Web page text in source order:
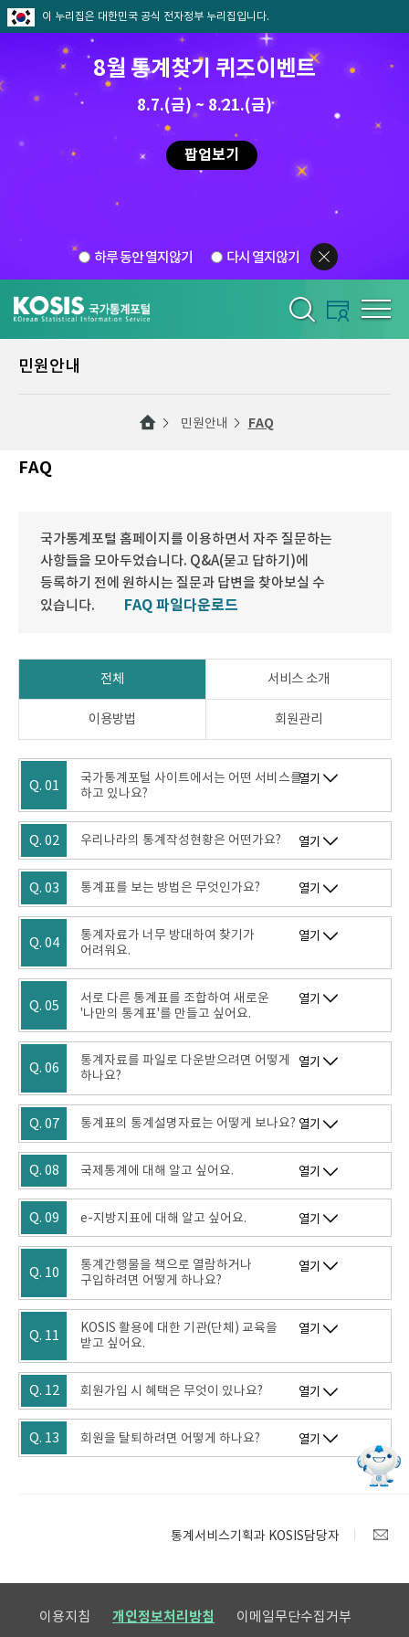
이 누리집은 대한민국 공식 전자정부 누리집입니다.
8월 통계찾기 퀴즈이벤트
8.7.(금) ~ 8.21.(금)
팝업보기
하루 동안 열지않기 다시 열지않기
민원안내
민원안내 FAQ
FAQ
국가통계포털 홈페이지를 이용하면서 자주 질문하는
사항들을 모아두었습니다. Q&A(묻고 답하기)에
등록하기 전에 원하시는 질문과 답변을 찾아보실 수
있습니다.
FAQ 파일다운로드
전체 서비스 소개
이용방법 회원관리
Q. 01
국가통계포털 사이트에서는 어떤 서비스를
하고 있나요?
열기
Q. 02 우리나라의 통계작성현황은 어떤가요? 열기
Q. 03 통계표를 보는 방법은 무엇인가요? 열기
Q. 04
통계자료가 너무 방대하여 찾기가
어려워요.
열기
Q. 05
서로 다른 통계표를 조합하여 새로운
'나만의 통계표'를 만들고 싶어요.
열기
Q. 06
통계자료를 파일로 다운받으려면 어떻게
하나요?
열기
Q. 07 통계표의 통계설명자료는 어떻게 보나요? 열기
Q. 08 국제통계에 대해 알고 싶어요. 열기
Q. 09 e-지방지표에 대해 알고 싶어요. 열기
Q. 10
통계간행물을 책으로 열람하거나
구입하려면 어떻게 하나요?
열기
Q. 11
KOSIS 활용에 대한 기관(단체) 교육을
받고 싶어요.
열기
Q. 12 회원가입 시 혜택은 무엇이 있나요? 열기
Q. 13 회원을 탈퇴하려면 어떻게 하나요? 열기
통계서비스기획과 KOSIS담당자
이용지침 개인정보처리방침 이메일무단수집거부